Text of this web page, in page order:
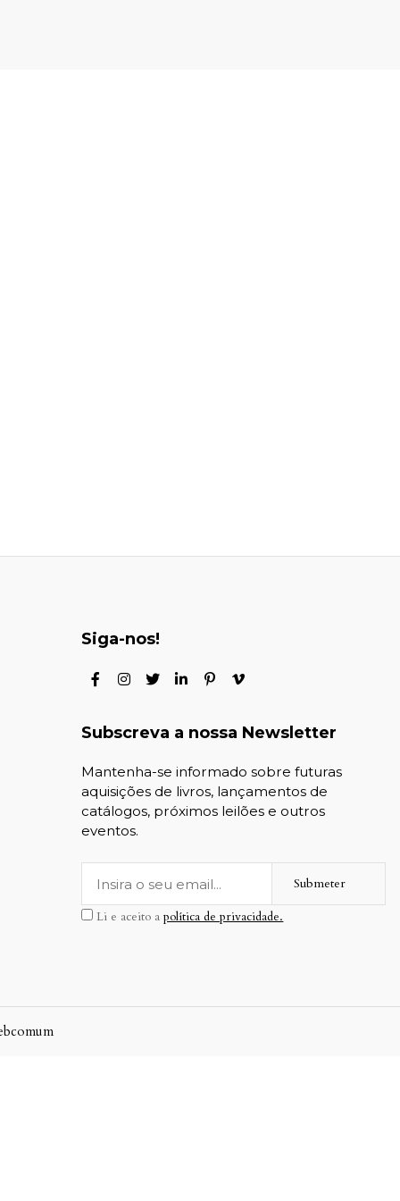
Siga-nos!
Subscreva a nossa Newsletter
Mantenha-se informado sobre futuras
aquisições de livros, lançamentos de
catálogos, próximos leilões e outros
eventos.
Submeter
Li e aceito apolítica de privacidade.